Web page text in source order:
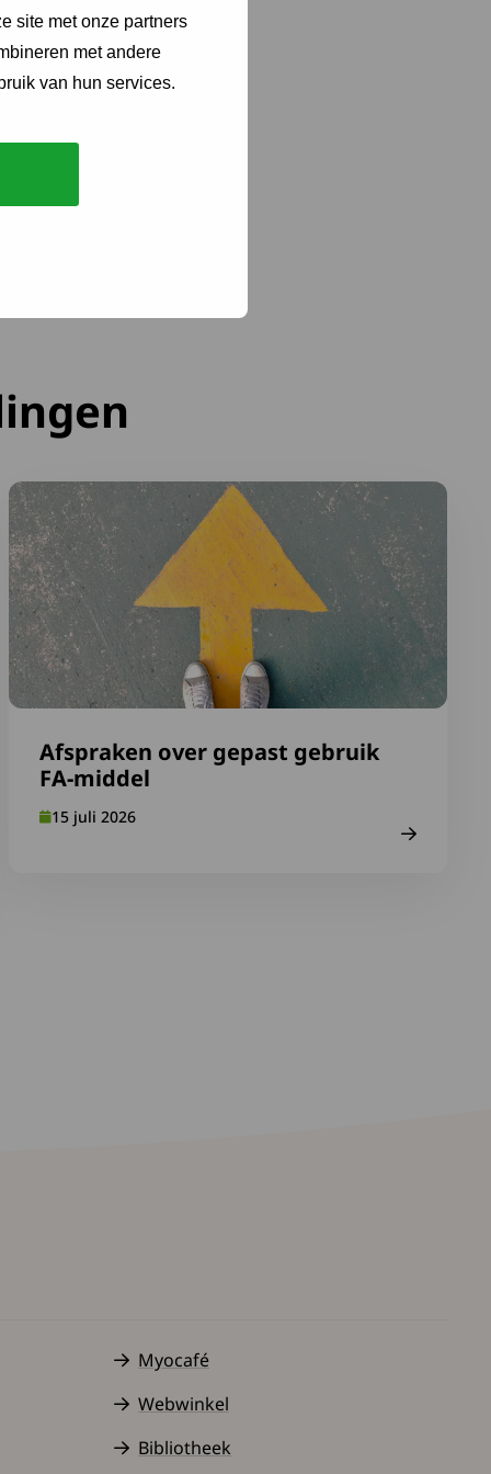
site met onze partners
met andere
van hun services.
op stoel en een hele
de
kaartje mee en vul Medische ID in
Afspraken over gepast gebruik
FA-middel
15 juli 2026
Lees meer over Afspraken over gepast gebruik FA-middel
Myocafé
Webwinkel
Bibliotheek